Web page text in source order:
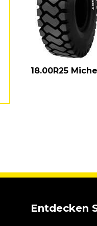
18.00R25
Entdecken